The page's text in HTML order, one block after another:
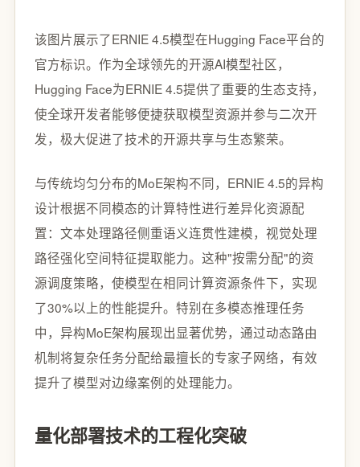
该图片展示了ERNIE 4.5模型在Hugging Face平台的
官方标识。作为全球领先的开源AI模型社区，
Hugging Face为ERNIE 4.5提供了重要的生态支持，
使全球开发者能够便捷获取模型资源并参与二次开
发，极大促进了技术的开源共享与生态繁荣。
与传统均匀分布的MoE架构不同，ERNIE 4.5的异构
设计根据不同模态的计算特性进行差异化资源配
置：文本处理路径侧重语义连贯性建模，视觉处理
路径强化空间特征提取能力。这种"按需分配"的资
源调度策略，使模型在相同计算资源条件下，实现
了30%以上的性能提升。特别在多模态推理任务
中，异构MoE架构展现出显著优势，通过动态路由
机制将复杂任务分配给最擅长的专家子网络，有效
提升了模型对边缘案例的处理能力。
量化部署技术的工程化突破